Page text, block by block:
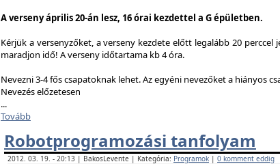
A verseny április 20-án lesz, 16 órai kezdettel a G épületben.
Kérjük a versenyzőket, a verseny kezdete előtt legalább 20 perccel
maradjon idő! A verseny időtartama kb 4 óra.
Nevezni 3-4 fős csapatoknak lehet. Az egyéni nevezőket a hiányos
Nevezés előzetesen
...
Tovább
Robotprogramozási tanfolyam
2012. 03. 19. - 20:13 | BakosLevente | Kategória: Programok | 0 komment eddig